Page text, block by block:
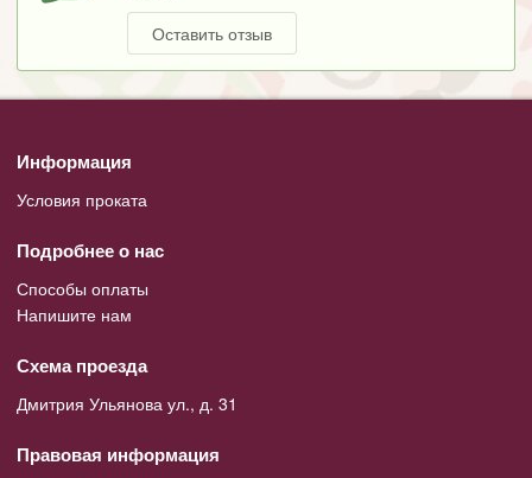
Оставить отзыв
Информация
Условия проката
Подробнее о нас
Способы оплаты
Напишите нам
Схема проезда
Дмитрия Ульянова ул., д. 31
Правовая информация